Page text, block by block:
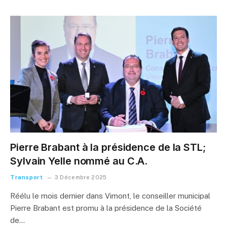
Pierre Brabant à la présidence de la STL;
Sylvain Yelle nommé au C.A.
Transport 3 Décembre 2025
Réélu le mois dernier dans Vimont, le conseiller municipal
Pierre Brabant est promu à la présidence de la Société
de…